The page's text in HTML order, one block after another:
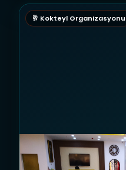
🥂 Kokteyl Organizasyonu